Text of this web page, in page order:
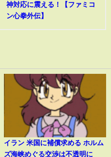
神対応に震える！【ファミコ
ン心拳外伝】
イラン 米国に補償求める ホルム
ズ海峡めぐる交渉は不透明に